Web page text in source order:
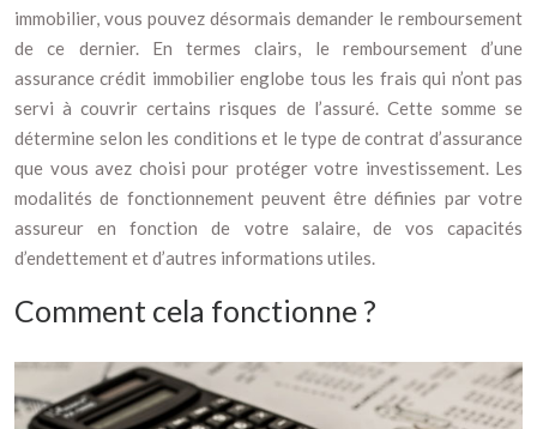
immobilier, vous pouvez désormais demander le remboursement
de ce dernier. En termes clairs, le remboursement d’une
assurance crédit immobilier englobe tous les frais qui n’ont pas
servi à couvrir certains risques de l’assuré. Cette somme se
détermine selon les conditions et le type de contrat d’assurance
que vous avez choisi pour protéger votre investissement. Les
modalités de fonctionnement peuvent être définies par votre
assureur en fonction de votre salaire, de vos capacités
d’endettement et d’autres informations utiles.
Comment cela fonctionne ?